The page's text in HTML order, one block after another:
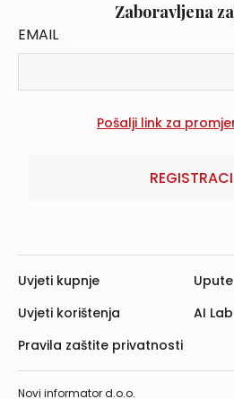
Zaboravljena
EMAIL
Novi informator d.o.o.
Uvjeti kupnje
Uvjeti korištenja
Pravila zaštite privatnosti
AI Lab